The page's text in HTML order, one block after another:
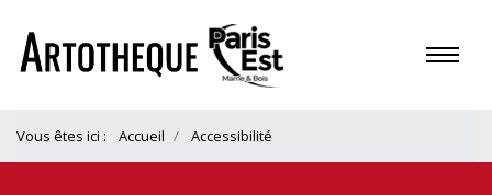
Vous êtes ici : Accueil Accessibilité